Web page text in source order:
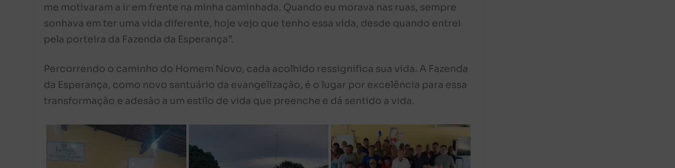
me motivaram a ir em frente na minha caminhada. Quando eu morava nas ruas, sempre
sonhava em ter uma vida diferente, hoje vejo que tenho essa vida, desde quando entrei
pela porteira da Fazenda da Esperança”.
Percorrendo o caminho do Homem Novo, cada acolhido ressignifica sua vida. A Fazenda
da Esperança, como novo santuário da evangelização, é o lugar por excelência para essa
transformação e adesão a um estilo de vida que preenche e dá sentido a vida.